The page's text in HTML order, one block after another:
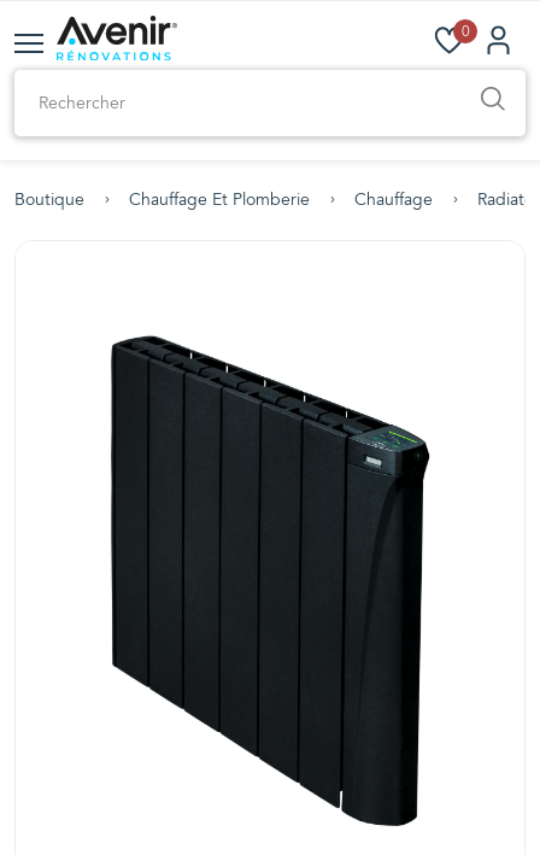
0
Boutique Chauffage Et Plomberie Chauffage